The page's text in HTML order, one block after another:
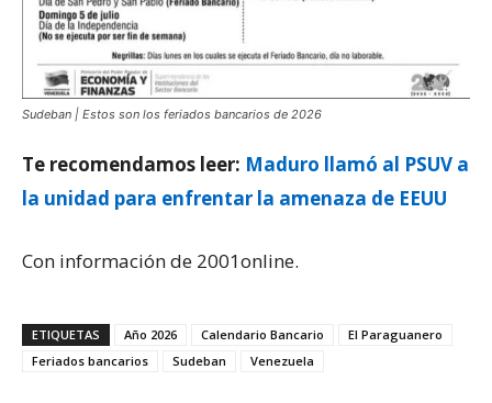
Sudeban | Estos son los feriados bancarios de 2026
Te recomendamos leer: Maduro llamó al PSUV a
la unidad para enfrentar la amenaza de EEUU
Con información de 2001online.
ETIQUETAS Año 2026 Calendario Bancario
El Paraguanero
Feriados bancarios
Sudeban Venezuela